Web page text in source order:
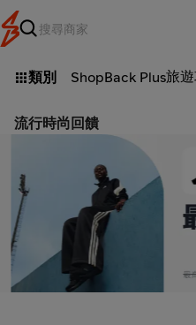
類別 ShopBack Plus旅
流行時尚回饋
adidas_2026-08-